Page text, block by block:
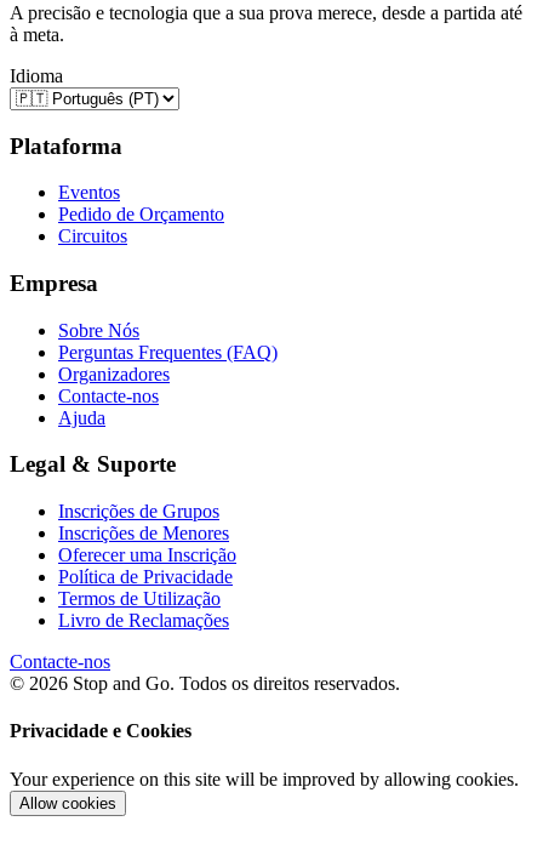
A precisão e tecnologia que a sua prova merece, desde a partida até
à meta.
Idioma
Plataforma
Eventos
Pedido de Orçamento
Circuitos
Empresa
Sobre Nós
Perguntas Frequentes (FAQ)
Organizadores
Contacte-nos
Ajuda
Legal & Suporte
Inscrições de Grupos
Inscrições de Menores
Oferecer uma Inscrição
Política de Privacidade
Termos de Utilização
Livro de Reclamações
Contacte-nos
© 2026 Stop and Go. Todos os direitos reservados.
Privacidade e Cookies
Your experience on this site will be improved by allowing cookies.
Allow cookies